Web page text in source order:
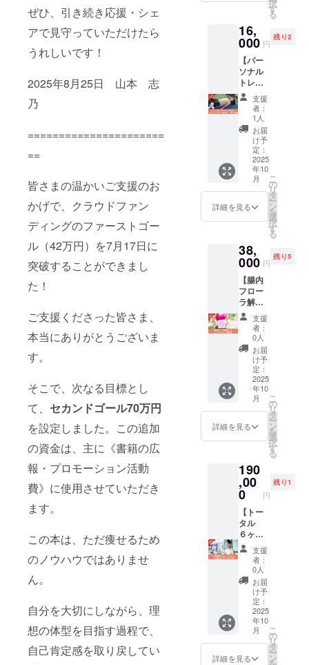
ぜひ、引き続き応援・シェ
アで見守っていただけたら
うれしいです！
2025年8月25日 山本 志
乃
======================
==
皆さまの温かいご支援のお
かげで、クラウドファン
ディングのファーストゴー
ル（42万円）を7月17日に
突破することができまし
た！
ご支援くださった皆さま、
本当にありがとうございま
す。
そこで、次なる目標とし
て、 セカンドゴール70万円
を設定しました。この追加
の資金は、主に《書籍の広
報・プロモーション活動
費》に使用させていただき
ます。
この本は、ただ痩せるため
のノウハウではありませ
ん。
自分を大切にしながら、理
想の体型を目指す過程で、
自己肯定感を取り戻してい
す。参
加者同
士の交
流も生
まれる
あたた
かな場
となっ
ていま
す。 ご
希望の
方には
相談
テーマ
の事前
ヒアリ
ングも
も提供
いたし
ます。
提供方
法： ・
会場は
仙台市
内の飲
食店を
予定
（詳細
は後日
ご連
絡） ・
電子書
ウン
ロード
ル送付
注意事
項： ・
食事代
はリ
ターン
に含ま
れま
す。 ・
開催日
は11月
12日
（水）
となり
ます。
・交通
自身で
限定）
待しま
す。 山
本と直
接会っ
て、ダ
イエッ
トやビ
ジネス
のこ
と、自
分の身
体や心
のこと
につい
て自由
にお話
しでき
なので
質問も
しやす
く、他
の参加
者との
交流も
生まれ
る貴重
な機
会。電
子書籍
もあわ
せて提
供しま
す。 提
供方
内の飲
食店を
予定
（詳細
は後日
ご連
絡） ・
電子書
籍はダ
ウン
ロード
リンク
をメー
ル送付
注意事
項： ・
食事代
はリ
択
す
る
16,
000 円
残り2
【パー
ソナル
トレー
ニン
グ・
アーカ
イブあ
り（ス
トレッ
チポー
ル付
き）＋
電子書
籍】
zoom個
別開催
書籍。
スト
レッチ
ポール
を用い
て体を
整える
パーソ
ナルト
レーニ
ング。
あなた
の体の
特徴や
なりた
い未来
に合わ
ログラ
ムを提
供。
レッス
ン内容
のアー
カイブ
も提供
しま
す。
アーカ
イブ視
聴期限
なし。
自分に
合った
運動で
劇的に
支援
者：
1人
お届
け予
定：
2025
年10
月
詳細を見る
こ
の
リ
タ
ー
ン
を
選
択
す
る
38,
000 円
残り5
【腸内
フロー
ラ解析
キット
＆アド
バイス
＋紙書
籍】 人
間の腸
の中に
生息し
ている
腸内細
菌。腸
内フ
ローラ
キット
では40
種類の
菌を調
べるこ
とで、
自分の
腸内に
何種類
の細菌
が腸内
にすん
でいる
のか、
またそ
の個数
がいく
つなの
支援
者：
0人
お届
け予
定：
2025
年10
月
詳細を見る
こ
の
リ
タ
ー
ン
を
選
択
す
る
190
,00
0 円
残り1
【トー
タル
６ヶ月
個別ダ
イエッ
トサ
ポート
（60分
×15回）
＋食事
記録ア
プリ＋
電子書
籍】
支援
者：
0人
お届
け予
定：
2025
年10
月
詳細を見る
こ
の
リ
タ
ー
ン